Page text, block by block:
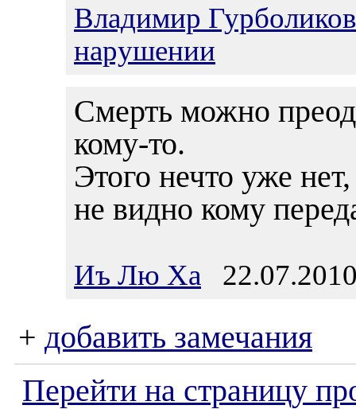
Владимир Гурболиков
нарушении
Смерть можно
кому-то.
Этого нечто уже
не видно кому
Иъ Лю Ха
+ добавить замечания
Перейти на страницу